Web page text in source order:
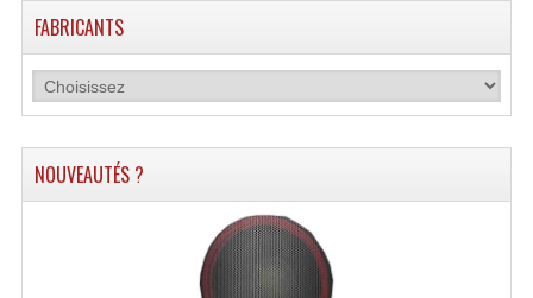
Limiteur De Niveau Sonore
Microphones Scène Et Studio
FABRICANTS
NOUVEAUTÉS ?